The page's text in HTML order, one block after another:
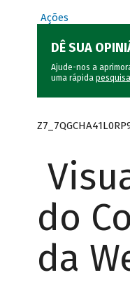
Ações
DÊ SUA
Ajude-nos a
uma rápida pesquisa
do
da